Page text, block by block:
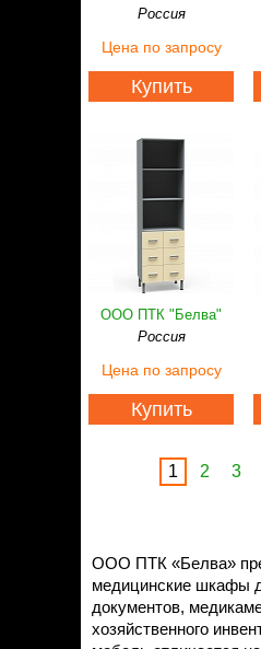
Россия
Цена по запросу
Купить
ООО ПТК "Белва"
Россия
Цена по запросу
Купить
1 2 3
ООО ПТК «Белва»
медицинские шкафы
документов,
хозяйственного